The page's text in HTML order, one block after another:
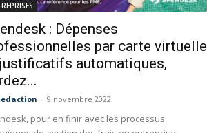
: Dépenses
par carte virtuelle
automatiques,
- 9 novembre 2022
pour en finir avec les processus